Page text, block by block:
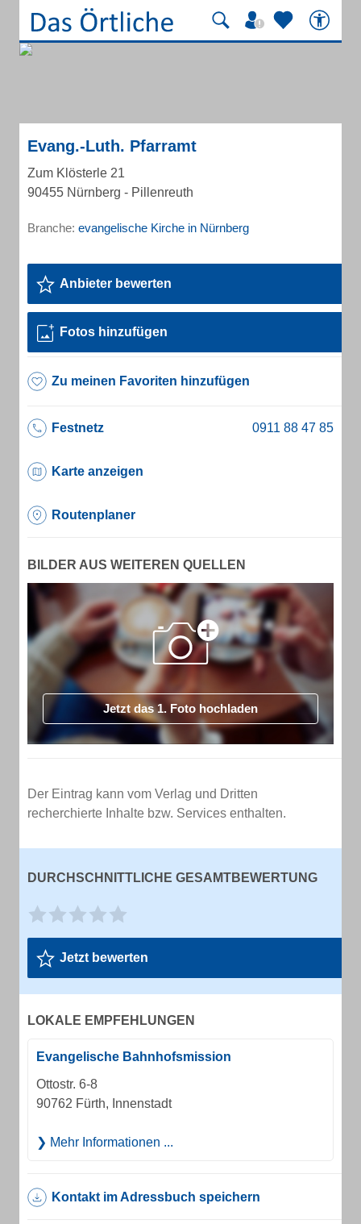
Evang.-Luth. Pfarramt
Zum Klösterle 21
90455 Nürnberg - Pillenreuth
Branche: evangelische Kirche in Nürnberg
Anbieter bewerten
Fotos hinzufügen
Zu meinen Favoriten hinzufügen
Festnetz
Karte anzeigen
Routenplaner
BILDER AUS WEITEREN QUELLEN
Jetzt das 1. Foto hochladen
Der Eintrag kann vom Verlag und Dritten
recherchierte Inhalte bzw. Services enthalten.
DURCHSCHNITTLICHE GESAMTBEWERTUNG
Jetzt bewerten
LOKALE EMPFEHLUNGEN
Evangelische Bahnhofsmission
Ottostr. 6-8
90762 Fürth, Innenstadt
Mehr Informationen ...
Kontakt im Adressbuch speichern